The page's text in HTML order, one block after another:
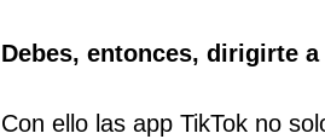
Debes, entonces, dirigirte
Con ello las app TikTok no